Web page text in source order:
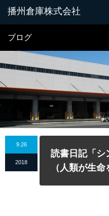
ブログ
9.26
2018
読書日記「シ
（人類が生